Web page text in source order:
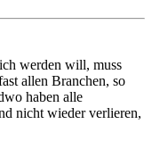
werden will, muss
allen Branchen, so
haben alle
nicht wieder verlieren,